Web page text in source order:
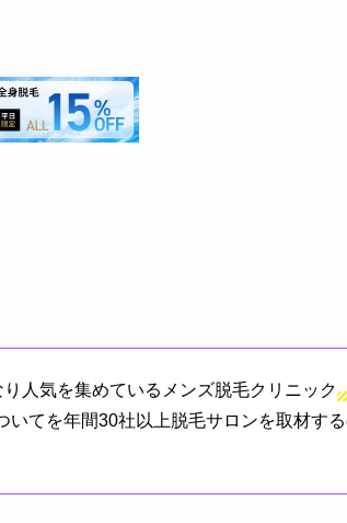
人気を集めているメンズ脱毛クリニック
いてを年間30社以上脱毛サロンを取材す